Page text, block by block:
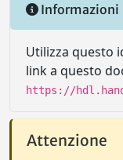
Informazioni
Utilizza questo
link a questo
https://
Attenzione